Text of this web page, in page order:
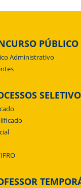
PÚBLICO
Administrativo